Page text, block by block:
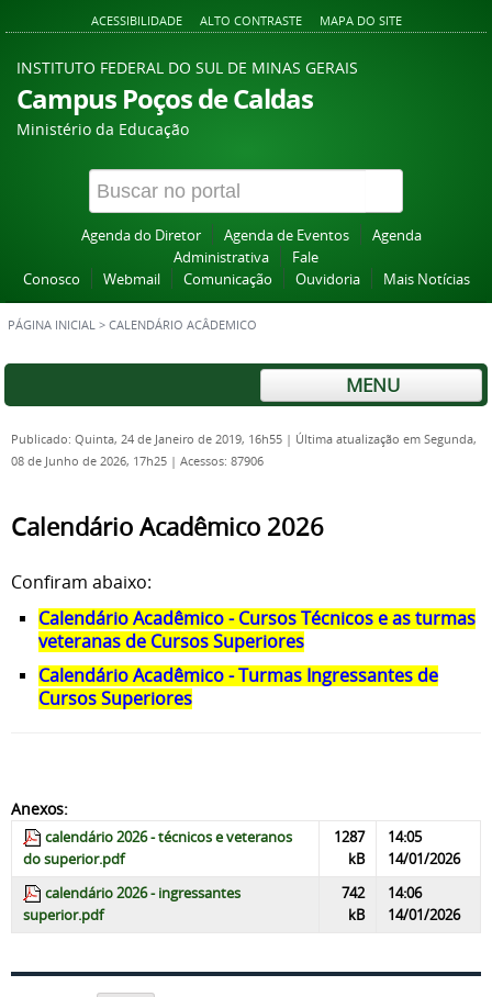
ACESSIBILIDADE ALTO CONTRASTE MAPA DO SITE
INSTITUTO FEDERAL DO SUL DE MINAS GERAIS
Campus Poços de Caldas
Ministério da Educação
Agenda do Diretor Agenda de Eventos
Agenda
Administrativa
Fale
Conosco
Webmail Comunicação Ouvidoria Mais Notícias
PÁGINA INICIAL > CALENDÁRIO ACÂDEMICO
MENU
Publicado: Quinta, 24 de Janeiro de 2019, 16h55 | Última atualização em Segunda,
08 de Junho de 2026, 17h25 | Acessos: 87906
Calendário Acadêmico 2026
Confiram abaixo:
Calendário Acadêmico - Cursos Técnicos e as turmas
veteranas de Cursos Superiores
Calendário Acadêmico - Turmas Ingressantes de
Cursos Superiores
Anexos:
calendário 2026 - técnicos e veteranos
do superior.pdf
1287
kB
14:05
14/01/2026
calendário 2026 - ingressantes
superior.pdf
742
kB
14:06
14/01/2026